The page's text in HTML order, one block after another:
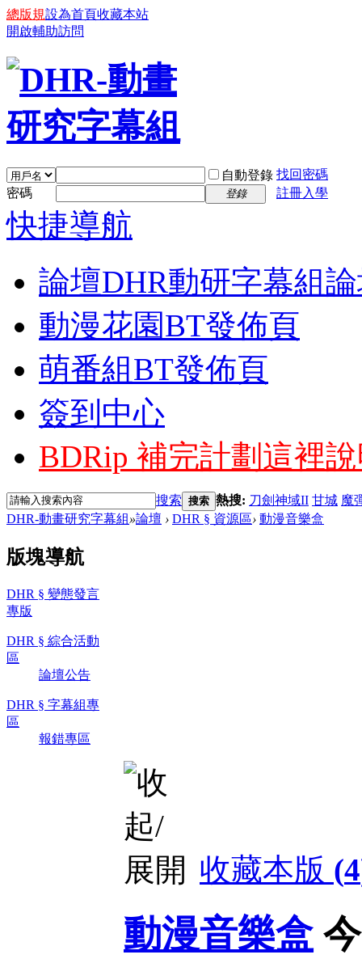
總版規設為首頁收藏本站
開啟輔助訪問
自動登錄 找回密碼
密碼
登錄 註冊入學
快捷導航
論壇DHR動研字幕組
動漫花園BT發佈頁
萌番組BT發佈頁
簽到中心
BDRip 補完計劃 這裡
搜索 搜索 熱搜: 刀劍神域II 甘城 魔
DHR-動畫研究字幕組»論壇 › DHR § 資源區› 動漫音樂盒
版塊導航
DHR § 變態發言
專版
DHR § 綜合活動
區
論壇公告
DHR § 字幕組專
區
報錯專區
收藏本版 (4
動漫音樂盒